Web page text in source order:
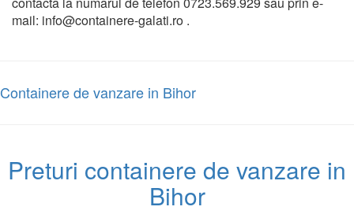
mail: info@containere-galati.ro .
Containere de vanzare in Bihor
Preturi containere de vanzare in
Bihor